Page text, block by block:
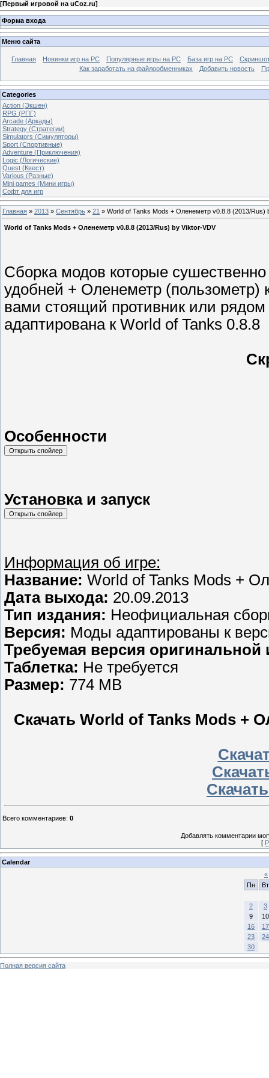
[Первый игровой на uCoz.ru]
Форма входа
Меню сайта
Главная Новинки игр на PC Популярные игры на PC База игр на РС
Как заработать на файлообменниках
Добавить новость
Categories
Action (Экшен)
RPG (РПГ)
Arcade (Аркады)
Strategy (Стратегии)
Simulators (Симуляторы)
Sport (Спортивные)
Adventure (Приключения)
Logic (Логические)
Quest (Квест)
Various (Разные)
Mini games (Мини игры)
Софт для игр
Главная » 2013 » Сентябрь » 21 » World of Tanks Mods + Оленеметр v0.8.8 (2013/Rus)
World of Tanks Mods + Оленеметр v0.8.8 (2013/Rus) by Viktor-VDV
Сборка модов которые
удобней + Оленеметр (пользометр)
вами стоящий противник или
адаптирована к World of Tanks 0.8.8
Особенности
Установка и запуск
Информация об игре:
Название: World of Tanks Mods +
Дата выхода: 20.09.2013
Тип издания: Неофициальная
Версия: Моды адаптированы к
Требуемая версия оригинальной
Таблетка: Не требуется
Размер: 774 MB
Скачать World of Tanks Mods +
Всего комментариев: 0
Добавлять комментарии
[
Calendar
«
Пн
Вт
2
3
9
10
16
17
23
24
30
Полная версия сайта